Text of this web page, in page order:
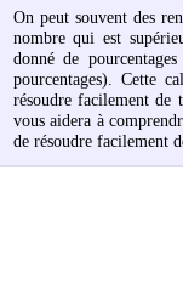
On peut souvent des
nombre qui est
donné de
pourcentages). Cette
résoudre facilement de
vous aidera à
de résoudre facilement